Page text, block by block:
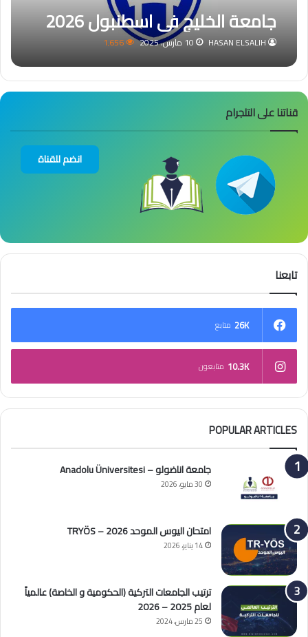
جامعة الخليج في اسطنبول 2026
HASAN ELSALIH 10 مارس، 2025 1٬656
قناتنا على التلجرام
انضم للقناة
تابعنا
26K متابع
10.3K متابعون
POPULAR ARTICLES
جامعة اناضولو – Anadolu Üniversitesi
30 مايو، 2026
امتحان اليوس الموحد 2026 – TRYÖS
14 يناير، 2026
ترتيب الجامعات التركية (الحكومية و الخاصة) عالمياً
لعام 2025 – 2026
25 مارس، 2024